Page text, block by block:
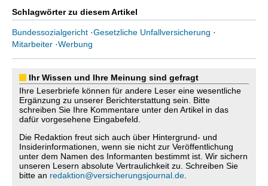
Schlagwörter zu diesem Artikel
Bundessozialgericht ·Gesetzliche Unfallversicherung ·
Mitarbeiter ·Werbung
Ihr Wissen und Ihre Meinung sind gefragt
Ihre Leserbriefe können für andere Leser eine wesentliche
Ergänzung zu unserer Berichterstattung sein. Bitte
schreiben Sie Ihre Kommentare unter den Artikel in das
dafür vorgesehene Eingabefeld.
Die Redaktion freut sich auch über Hintergrund- und
Insiderinformationen, wenn sie nicht zur Veröffentlichung
unter dem Namen des Informanten bestimmt ist. Wir sichern
unseren Lesern absolute Vertraulichkeit zu. Schreiben Sie
bitte an redaktion@versicherungsjournal.de